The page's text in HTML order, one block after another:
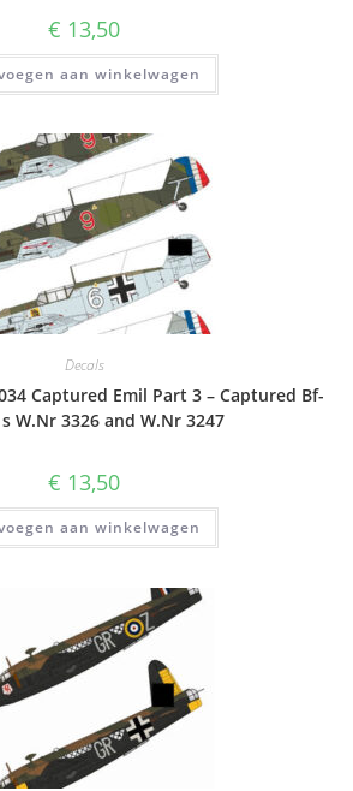
€ 13,50
aan winkelwagen
Decals
Captured Emil Part 3 – Captured Bf-
W.Nr 3326 and W.Nr 3247
€ 13,50
aan winkelwagen